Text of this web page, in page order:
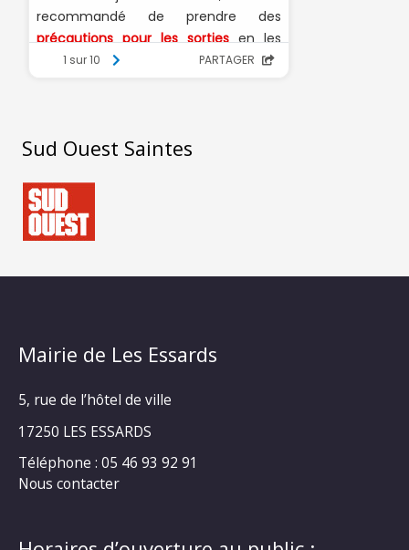
Sud Ouest Saintes
Mairie de Les Essards
5, rue de l’hôtel de ville
17250 LES ESSARDS
Téléphone : 05 46 93 92 91
Nous contacter